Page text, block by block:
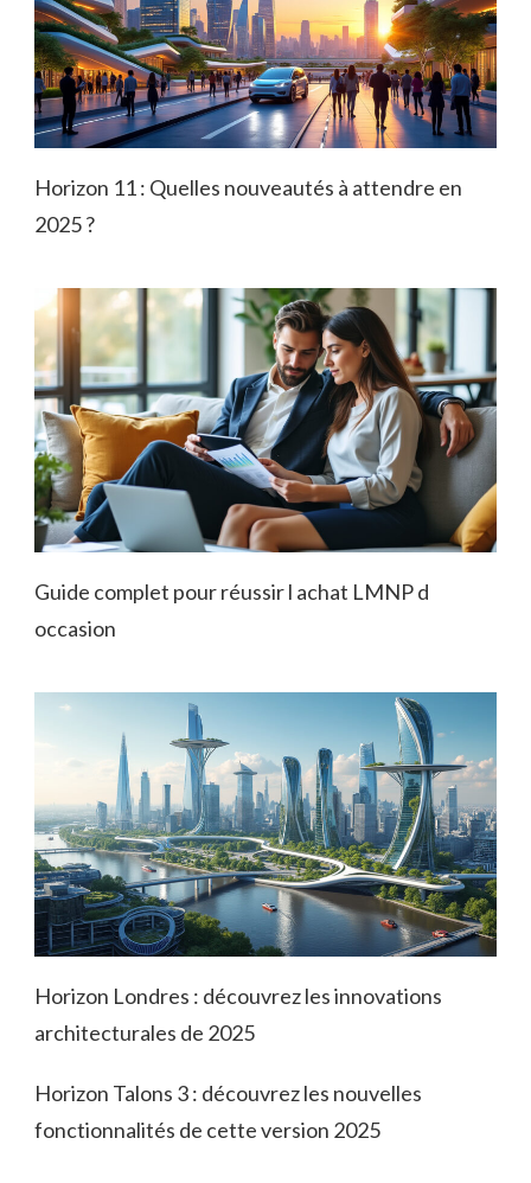
Horizon 11 : Quelles nouveautés à attendre en
2025 ?
Guide complet pour réussir l achat LMNP d
occasion
Horizon Londres : découvrez les innovations
architecturales de 2025
Horizon Talons 3 : découvrez les nouvelles
fonctionnalités de cette version 2025